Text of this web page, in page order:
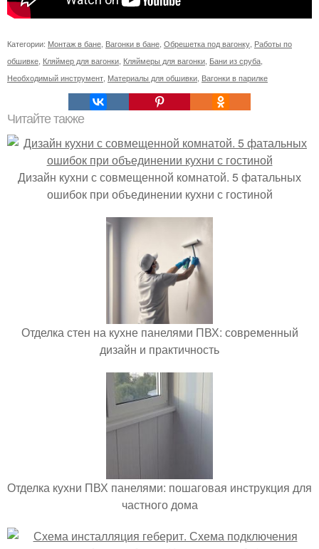
Категории: Монтаж в бане Вагонки в бане Обрешетка под вагонку Работы по
обшивке Кляймер для вагонки Кляймеры для вагонки Бани из сруба
Необходимый инструмент Материалы для обшивки Вагонки в парилке
Читайте также
Дизайн кухни с совмещенной комнатой. 5 фатальных
ошибок при объединении кухни с гостиной
Отделка стен на кухне панелями ПВХ: современный
дизайн и практичность
Отделка кухни ПВХ панелями: пошаговая инструкция для
частного дома